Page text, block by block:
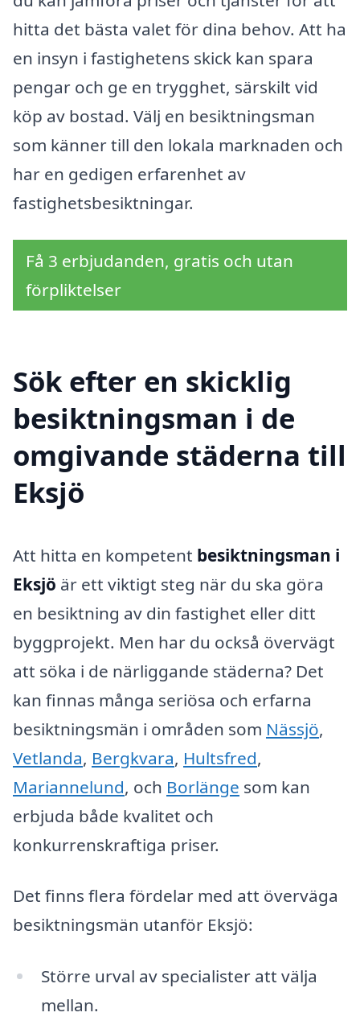
hitta det bästa valet för dina behov. Att ha
en insyn i fastighetens skick kan spara
pengar och ge en trygghet, särskilt vid
köp av bostad. Välj en besiktningsman
som känner till den lokala marknaden och
har en gedigen erfarenhet av
fastighetsbesiktningar.
Få 3 erbjudanden, gratis och utan
förpliktelser
Sök efter en skicklig
besiktningsman i de
omgivande städerna till
Eksjö
Att hitta en kompetent besiktningsman i
Eksjö är ett viktigt steg när du ska göra
en besiktning av din fastighet eller ditt
byggprojekt. Men har du också övervägt
att söka i de närliggande städerna? Det
kan finnas många seriösa och erfarna
besiktningsmän i områden som Nässjö,
Vetlanda, Bergkvara, Hultsfred,
Mariannelund, och Borlänge som kan
erbjuda både kvalitet och
konkurrenskraftiga priser.
Det finns flera fördelar med att överväga
besiktningsmän utanför Eksjö:
Större urval av specialister att välja
mellan.